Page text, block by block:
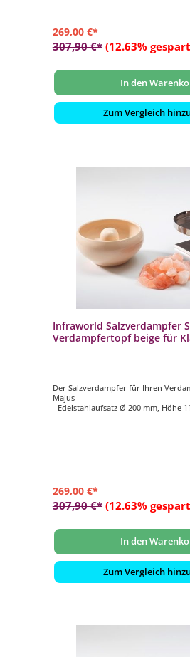
269,00 €*
307,90 €* (12.63%
In den
Zum Vergleich
Infraworld Salzverdampfer
Verdampfertopf beige für
Der Salzverdampfer für Ihren
Majus
- Edelstahlaufsatz Ø 200 mm, Höhe
269,00 €*
307,90 €* (12.63%
In den
Zum Vergleich